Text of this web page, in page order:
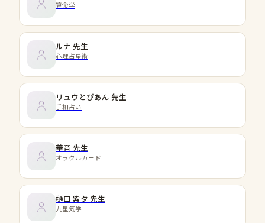
算命学
ルナ 先生
心理占星術
リュウとぴあん 先生
手相占い
華音 先生
オラクルカード
樋口 紫夕 先生
九星気学